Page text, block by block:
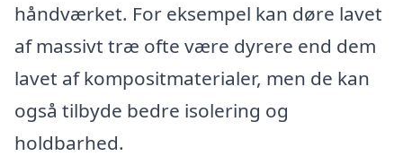
håndværket. For eksempel kan døre lavet
af massivt træ ofte være dyrere end dem
lavet af kompositmaterialer, men de kan
også tilbyde bedre isolering og
holdbarhed.